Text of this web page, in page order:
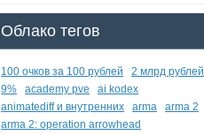
Облако тегов
100 очков за 100 рублей 2 млрд рублей
9%
academy pve
ai kodex
animatediff и внутренних
arma
arma 2
arma 2: operation arrowhead